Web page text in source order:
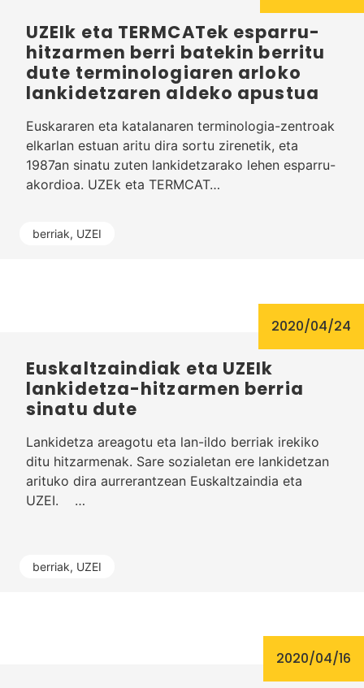
berriak, UZEI
UZEIk eta TERMCATek esparru-
hitzarmen berri batekin berritu
dute terminologiaren arloko
lankidetzaren aldeko apustua
Euskararen eta katalanaren terminologia-zentroak
elkarlan estuan aritu dira sortu zirenetik, eta
1987an sinatu zuten lankidetzarako lehen esparru-
akordioa. UZEk eta TERMCAT…
berriak, UZEI
2020/04/24
Euskaltzaindiak eta UZEIk
lankidetza-hitzarmen berria
sinatu dute
Lankidetza areagotu eta lan-ildo berriak irekiko
ditu hitzarmenak. Sare sozialetan ere lankidetzan
arituko dira aurrerantzean Euskaltzaindia eta
UZEI. …
2020/04/16